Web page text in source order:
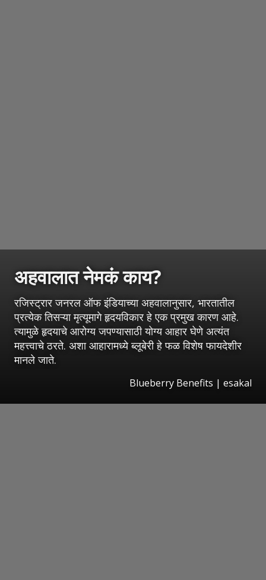
अहवालात नेमकं काय?
रजिस्ट्रार जनरल ऑफ इंडियाच्या अहवालानुसार, भारतातील
प्रत्येक तिसऱ्या मृत्यूमागे हृदयविकार हे एक प्रमुख कारण आहे.
त्यामुळे हृदयाचे आरोग्य जपण्यासाठी योग्य आहार घेणे अत्यंत
महत्त्वाचे ठरते. अशा आहारामध्ये ब्लूबेरी हे फळ विशेष फायदेशीर
मानले जाते.
Blueberry Benefits | esakal